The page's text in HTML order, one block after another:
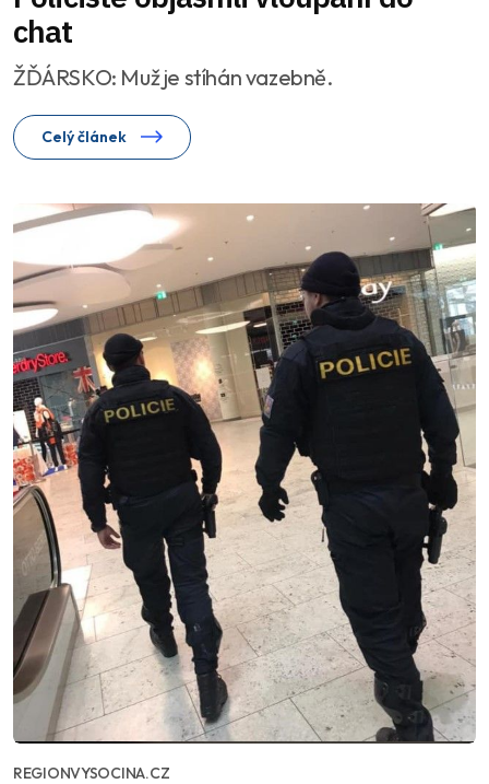
chat
ŽĎÁRSKO: Muž je stíhán vazebně.
Celý článek
REGIONVYSOCINA.CZ